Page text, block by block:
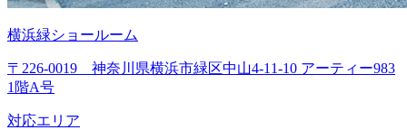
横浜緑ショールーム
〒226-0019 神奈川県横浜市緑区中山4-11-10 アーティー983
1階A号
対応エリア